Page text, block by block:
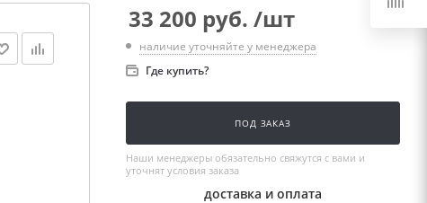
33 200 руб. /шт
наличие уточняйте у менеджера
Где купить?
ПОД ЗАКАЗ
Наши менеджеры обязательно свяжутся с вами и
уточнят условия заказа
доставка и оплата